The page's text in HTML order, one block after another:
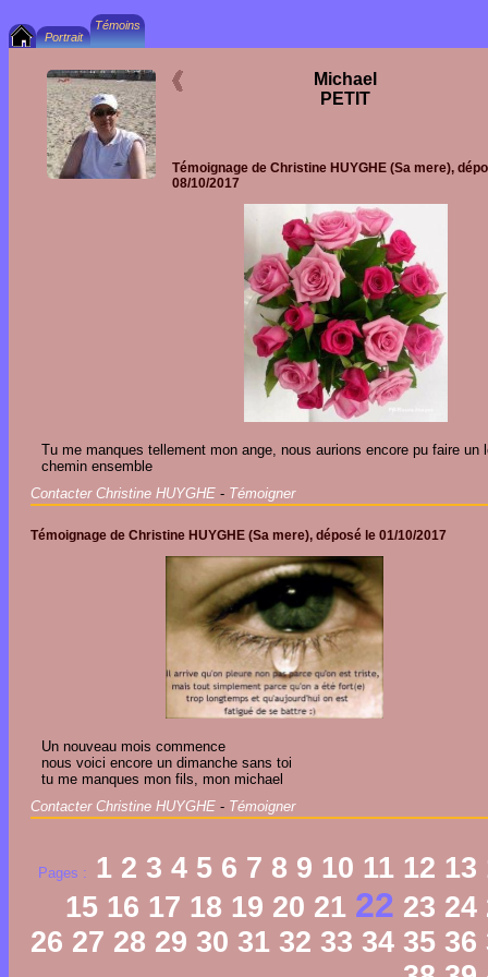
Michael
PETIT
Témoignage de Christine HUYGHE (Sa mere),
08/10/2017
Tu me manques tellement mon ange, nous aurions encore pu faire un
chemin ensemble
Contacter Christine HUYGHE - Témoigner
Témoignage de Christine HUYGHE (Sa mere), déposé le 01/10/2017
Un nouveau mois commence
nous voici encore un dimanche sans toi
tu me manques mon fils, mon michael
Contacter Christine HUYGHE - Témoigner
Pages : 1 2 3 4 5 6 7 8 9 10 11 12 13
15 16 17 18 19 20 21 22 23 24
26 27 28 29 30 31 32 33 34 35 36